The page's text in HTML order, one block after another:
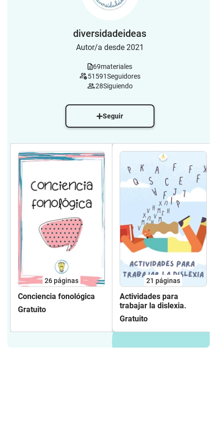
diversidadeideas
Autor/a desde 2021
69materiales
51591Seguidores
28Siguiendo
Seguir
26páginas
Conciencia fonológica
Gratuito
21 páginas
Actividades para
trabajar la dislexia.
Gratuito